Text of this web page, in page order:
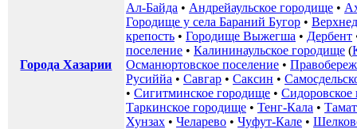
Города Хазарии
Ал-Байда • Андрейаульское городище •
Городище у села Бараний Бугор •
крепость • Городище Выжегша • Дербент
поселение • Калининаульское городище (
Османюртовское поселение •
Русиййа • Савгар • Саксин •
• Сигитминское городище • Сидоровское
Таркинское городище • Тенг-Кала •
Хунзах • Челарево • Чуфут-Кале •